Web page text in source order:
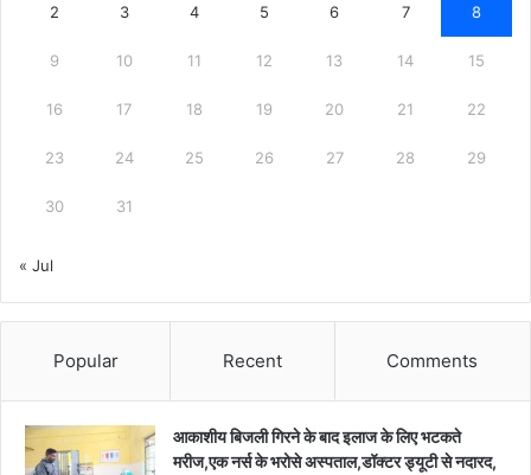
2 3 4 5 6 7 8
9 10 11 12 13 14 15
16 17 18 19 20 21 22
23 24 25 26 27 28 29
30 31
« Jul
Popular Recent Comments
आकाशीय बिजली गिरने के बाद इलाज के लिए भटकते
मरीज,एक नर्स के भरोसे अस्पताल,डॉक्टर ड्यूटी से नदारद,